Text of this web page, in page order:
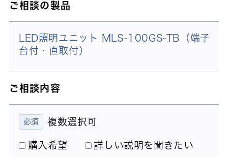
ご相談の製品
LED照明ユニット MLS-100GS-TB（端子
台付・直取付）
ご相談内容
複数選択可
購入希望
詳しい説明を聞きたい